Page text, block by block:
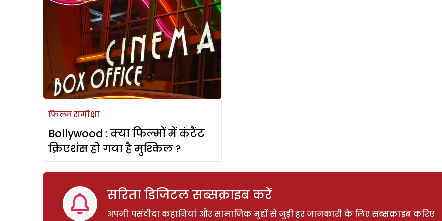
फिल्म समीक्षा
Bollywood : क्या फिल्मों में कंटैंट
क्रिएशंस हो गया है मुश्किल ?
सरिता डिजिटल सब्सक्राइब करें
अपनी पसंदीदा कहानियां और सामाजिक मुद्दों से जुड़ी हर जानकारी के लिए सब्सक्राइब करिए